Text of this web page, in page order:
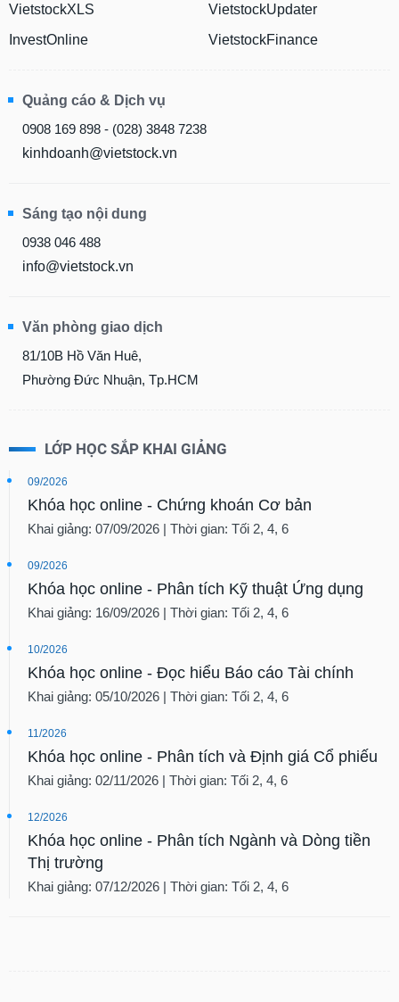
VietstockXLS
InvestOnline
VietstockUpdater
VietstockFinance
Quảng cáo & Dịch vụ
0908 169 898 - (028) 3848 7238
kinhdoanh@vietstock.vn
Sáng tạo nội dung
0938 046 488
info@vietstock.vn
Văn phòng giao dịch
81/10B Hồ Văn Huê,
Phường Đức Nhuận, Tp.HCM
LỚP HỌC SẮP KHAI GIẢNG
09/2026
Khóa học online - Chứng khoán Cơ bản
Khai giảng: 07/09/2026 | Thời gian: Tối 2, 4, 6
09/2026
Khóa học online - Phân tích Kỹ thuật Ứng dụng
Khai giảng: 16/09/2026 | Thời gian: Tối 2, 4, 6
10/2026
Khóa học online - Đọc hiểu Báo cáo Tài chính
Khai giảng: 05/10/2026 | Thời gian: Tối 2, 4, 6
11/2026
Khóa học online - Phân tích và Định giá Cổ phiếu
Khai giảng: 02/11/2026 | Thời gian: Tối 2, 4, 6
12/2026
Khóa học online - Phân tích Ngành và Dòng tiền
Thị trường
Khai giảng: 07/12/2026 | Thời gian: Tối 2, 4, 6